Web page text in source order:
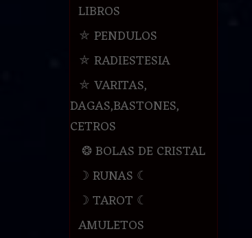
LIBROS
⛤ PENDULOS
⛤ RADIESTESIA
⛤ VARITAS,
DAGAS,BASTONES,
CETROS
❂ BOLAS DE CRISTAL
☽ RUNAS ☾
☽ TAROT ☾
AMULETOS